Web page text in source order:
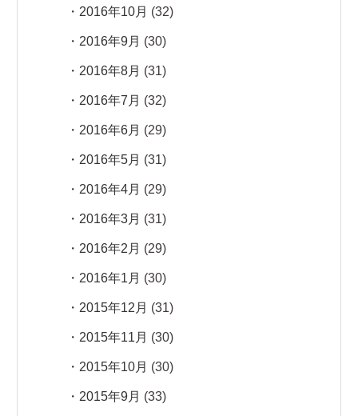
2016年10月 (32)
2016年9月 (30)
2016年8月 (31)
2016年7月 (32)
2016年6月 (29)
2016年5月 (31)
2016年4月 (29)
2016年3月 (31)
2016年2月 (29)
2016年1月 (30)
2015年12月 (31)
2015年11月 (30)
2015年10月 (30)
2015年9月 (33)